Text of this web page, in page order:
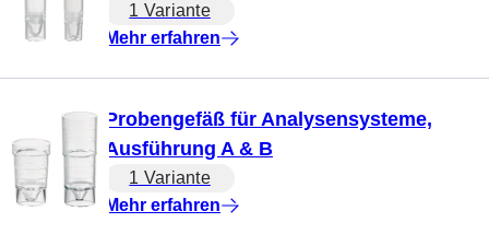
1 Variante
Mehr erfahren
Probengefäß für Analysensysteme,
Ausführung A & B
1 Variante
Mehr erfahren